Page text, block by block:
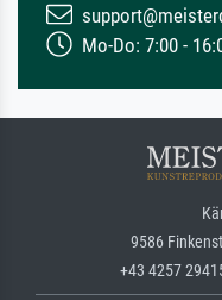
Mo-Do: 7:00 -
9586
+43 4257